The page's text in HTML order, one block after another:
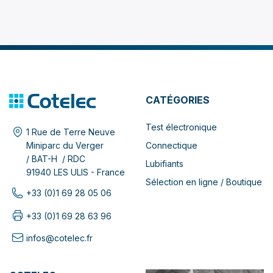
1 Rue de Terre Neuve
Miniparc du Verger
/ BAT-H / RDC
91940 LES ULIS - France
+33 (0)1 69 28 05 06
+33 (0)1 69 28 63 96
infos@cotelec.fr
CATÉGORIES
Test électronique
Connectique
Lubifiants
Sélection en ligne / Boutique